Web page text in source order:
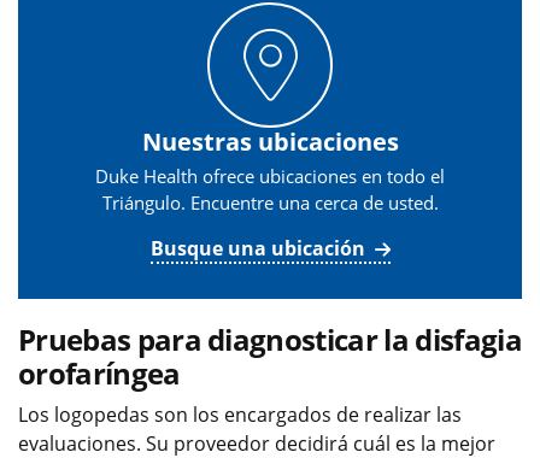
Nuestras ubicaciones
Duke Health ofrece ubicaciones en todo el
Triángulo. Encuentre una cerca de usted.
Busque una ubicación
Pruebas para diagnosticar la disfagia
orofaríngea
Los logopedas son los encargados de realizar las
evaluaciones. Su proveedor decidirá cuál es la mejor